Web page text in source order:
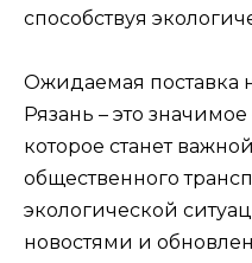
способствуя
Ожидаемая поставка
Рязань – это
которое станет
общественного
экологической
новостями и